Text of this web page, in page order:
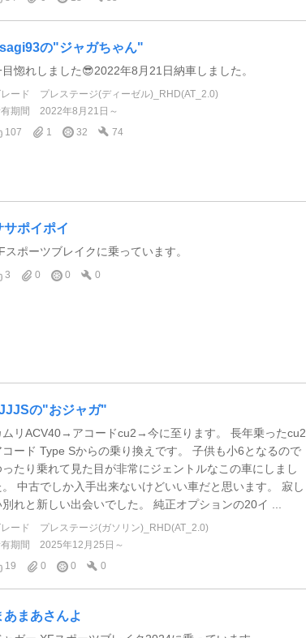
の"ジャガちゃん"
目惚れしました😎2022年8月21日納車しました。
ード
プレステージ(ディーゼル)_RHD(AT_2.0)
期間
2022年8月21日～
107
1 32 74
サポイポイ
スポーツブレイクに乗っています。
3 0 0 0
の"おジャガ"
ムリACV40→アコードcu2→今に至ります。 長年乗ったcu2
コード Type Sからの乗り換えです。 子供も小6となるので
ったり乗れて見た目が非常にジェントルなこの車にしまし
。 中古でしか入手出来ないけどいい車だと思います。 寂し
別れと新しい出会いでした。 純正オプションの20イ ...
ード
プレステージ(ガソリン)_RHD(AT_2.0)
期間
2025年12月25日～
19
0 0 0
あまあさんよ